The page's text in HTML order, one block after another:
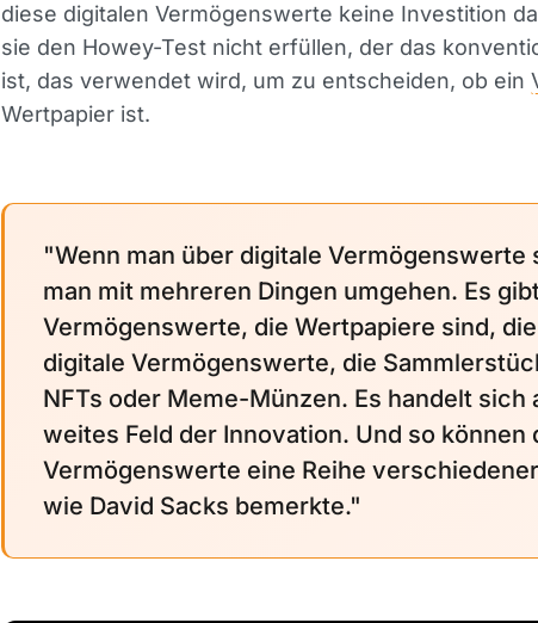
diese digitalen Vermögenswerte keine Investition
sie den Howey-Test nicht erfüllen, der das
ist, das verwendet wird, um zu entscheiden, ob ein
Wertpapier ist.
"Wenn man über digitale Vermögenswerte
man mit mehreren Dingen umgehen. Es
Vermögenswerte, die Wertpapiere sind,
digitale Vermögenswerte, die
NFTs oder Meme-Münzen. Es handelt sich
weites Feld der Innovation. Und so können
Vermögenswerte eine Reihe
wie David Sacks bemerkte."